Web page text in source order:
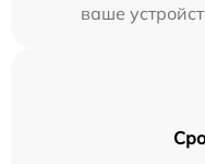
ваше